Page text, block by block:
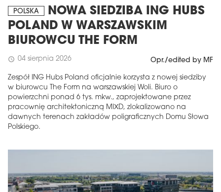
POLSKA
NOWA SIEDZIBA ING HUBS
POLAND W WARSZAWSKIM
BIUROWCU THE FORM
schedule 04 sierpnia 2026 Opr./edited by MF
Zespół ING Hubs Poland oficjalnie korzysta z nowej siedziby
w biurowcu The Form na warszawskiej Woli. Biuro o
powierzchni ponad 6 tys. mkw., zaprojektowane przez
pracownię architektoniczną MIXD, zlokalizowano na
dawnych terenach zakładów poligraficznych Domu Słowa
Polskiego.